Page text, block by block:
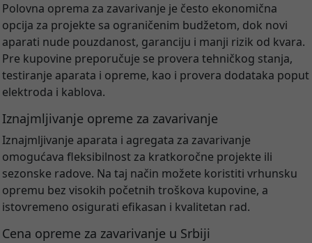
Polovna oprema za zavarivanje je često ekonomična
opcija za projekte sa ograničenim budžetom, dok novi
aparati nude pouzdanost, garanciju i manji rizik od kvara.
Pre kupovine preporučuje se provera tehničkog stanja,
testiranje aparata i opreme, kao i provera dodataka poput
elektroda i kablova.
Iznajmljivanje opreme za zavarivanje
Iznajmljivanje aparata i agregata za zavarivanje
omogućava fleksibilnost za kratkoročne projekte ili
sezonske radove. Na taj način možete koristiti vrhunsku
opremu bez visokih početnih troškova kupovine, a
istovremeno osigurati efikasan i kvalitetan rad.
Cena opreme za zavarivanje u Srbiji